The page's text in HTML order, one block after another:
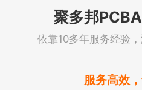
聚多邦
依靠10多年服务经验
服务高效